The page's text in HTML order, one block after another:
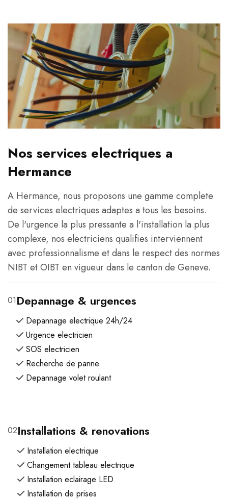
Nos services electriques a
Hermance
A Hermance, nous proposons une gamme complete
de services electriques adaptes a tous les besoins.
De l'urgence la plus pressante a l'installation la plus
complexe, nos electriciens qualifies interviennent
avec professionnalisme et dans le respect des normes
NIBT et OIBT en vigueur dans le canton de Geneve.
01Depannage & urgences
Depannage electrique 24h/24
Urgence electricien
SOS electricien
Recherche de panne
Depannage volet roulant
02Installations & renovations
Installation electrique
Changement tableau electrique
Installation eclairage LED
Installation de prises